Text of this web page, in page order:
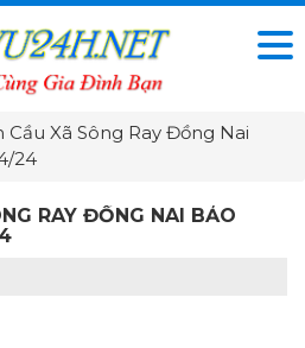
Xã Sông Ray Đồng Nai
24
RAY ĐỒNG NAI BẢO